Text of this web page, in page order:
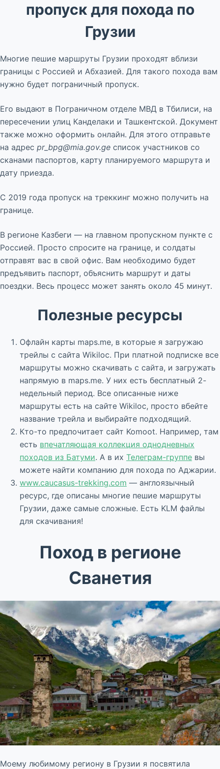
пропуск для похода по
Грузии
Многие пешие маршруты Грузии проходят вблизи
границы с Россией и Абхазией. Для такого похода вам
нужно будет пограничный пропуск.
Его выдают в Пограничном отделе МВД в Тбилиси, на
пересечении улиц Канделаки и Ташкентской. Документ
также можно оформить онлайн. Для этого отправьте
на адрес pr_bpg@mia.gov.ge список участников со
сканами паспортов, карту планируемого маршрута и
дату приезда.
С 2019 года пропуск на треккинг можно получить на
границе.
В регионе Казбеги — на главном пропускном пункте с
Россией. Просто спросите на границе, и солдаты
отправят вас в свой офис. Вам необходимо будет
предъявить паспорт, объяснить маршрут и даты
поездки. Весь процесс может занять около 45 минут.
Полезные ресурсы
Офлайн карты maps.me, в которые я загружаю
трейлы с сайта Wikiloc. При платной подписке все
маршруты можно скачивать с сайта, и загружать
напрямую в maps.me. У них есть бесплатный 2-
недельный период. Все описанные ниже
маршруты есть на сайте Wikiloc, просто вбейте
название трейла и выбирайте подходящий.
Кто-то предпочитает сайт Komoot. Например, там
есть впечатляющая коллекция однодневных
походов из Батуми. А в их Телеграм-группе вы
можете найти компанию для похода по Аджарии.
www.caucasus-trekking.com — англоязычный
ресурс, где описаны многие пешие маршруты
Грузии, даже самые сложные. Есть KLM файлы
для скачивания!
Поход в регионе
Сванетия
Моему любимому региону в Грузии я посвятила